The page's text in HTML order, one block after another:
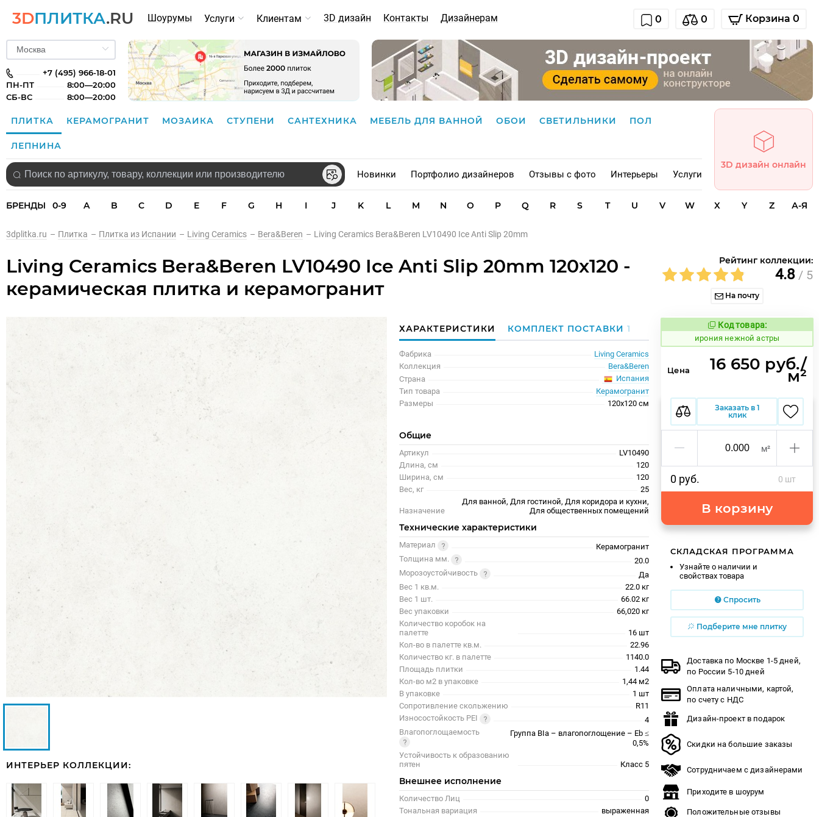
3DПЛИТКА.RU Шоурумы Услуги Клиентам 3D дизайн Контакты Дизайнерам 0 0 Корзина 0
+7 (495) 966-18-01
ПН-ПТ
8:00—20:00
СБ-ВС
8:00—20:00
ПЛИТКА КЕРАМОГРАНИТ МОЗАИКА СТУПЕНИ САНТЕХНИКА МЕБЕЛЬ ДЛЯ ВАННОЙ ОБОИ СВЕТИЛЬНИКИ ПОЛ
ЛЕПНИНА
Новинки Портфолио дизайнеров Отзывы с фото Интерьеры Услуги
3D дизайн онлайн
БРЕНДЫ 0-9 A B C D E F G H I J K L M N O P Q R S T U V W X Y Z А-Я
3dplitka.ru – Плитка – Плитка из Испании – Living Ceramics – Bera&Beren – Living Ceramics Bera&Beren LV10490 Ice Anti Slip 20mm
Living Ceramics Bera&Beren LV10490 Ice Anti Slip 20mm 120x120 -
керамическая плитка и керамогранит
Рейтинг коллекции:
4.8 / 5
На почту
ИНТЕРЬЕР КОЛЛЕКЦИИ:
ХАРАКТЕРИСТИКИ КОМПЛЕКТ ПОСТАВКИ1
Фабрика
Living Ceramics
Коллекция
Bera&Beren
Страна
Испания
Тип товара
Керамогранит
Размеры
120x120 см
Общие
Артикул
LV10490
Длина, см
120
Ширина, см
120
Вес, кг
25
Назначение
Для ванной, Для гостиной, Для коридора и кухни,
Для общественных помещений
Технические характеристики
Материал
Керамогранит
Толщина мм.
20.0
Морозоустойчивость
Да
Вес 1 кв.м.
22.0 кг
Вес 1 шт.
66.02 кг
Вес упаковки
66,020 кг
Количество коробок на
палетте
16 шт
Кол-во в палетте кв.м.
22.96
Количество кг. в палетте
1140.0
Площадь плитки
1.44
Кол-во м2 в упаковке
1,44 м2
В упаковке
1 шт
Сопротивление скольжению
R11
Износостойкость PEI
4
Влагопоглощаемость
Группа BIa – влагопоглощение – Eb ≤
0,5%
Устойчивость к образованию
пятен
Класс 5
Внешнее исполнение
Количество Лиц
0
Тональная вариация
выраженная
Код товара:
1101831 Код товара:
ирония нежной астры
Цена 16 650 руб./
м²
Заказать в 1
клик
м²
0 руб. 0 шт
В корзину
СКЛАДСКАЯ ПРОГРАММА
Узнайте о наличии и
свойствах товара
Спросить
Подберите мне плитку
Доставка по Москве 1-5 дней,
по России 5-10 дней
Оплата наличными, картой,
по счету с НДС
Дизайн-проект в подарок
Скидки на большие заказы
Сотрудничаем с дизайнерами
Приходите в шоурум
Положительные отзывы